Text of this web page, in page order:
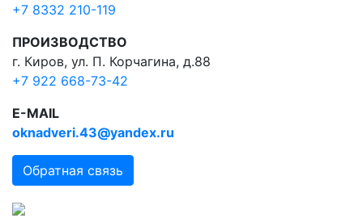
+7 8332 210-119
ПРОИЗВОДСТВО
г. Киров, ул. П. Корчагина, д.88
+7 922 668-73-42
E-MAIL
oknadveri.43@yandex.ru
Обратная связь